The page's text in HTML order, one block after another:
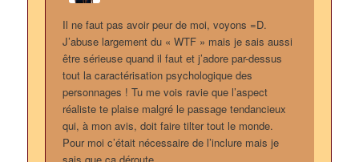
Il ne faut pas avoir peur de moi, voyons =D.
J’abuse largement du « WTF » mais je sais aussi
être sérieuse quand il faut et j’adore par-dessus
tout la caractérisation psychologique des
personnages ! Tu me vois ravie que l’aspect
réaliste te plaise malgré le passage tendancieux
qui, à mon avis, doit faire tilter tout le monde.
Pour moi c’était nécessaire de l’inclure mais je